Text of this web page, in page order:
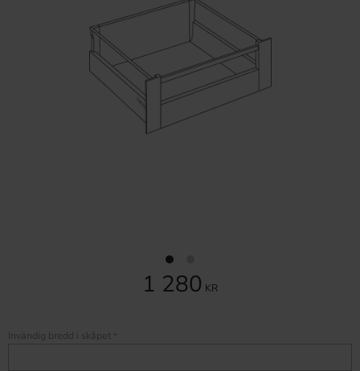
1 280 KR
Invändig bredd i skåpet *